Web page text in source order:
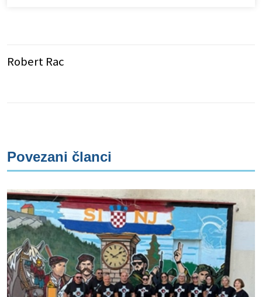
Robert Rac
Povezani članci